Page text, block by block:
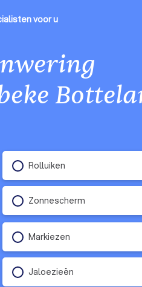
voor u
Rolluiken
Zonnescherm
Markiezen
Jaloezieën